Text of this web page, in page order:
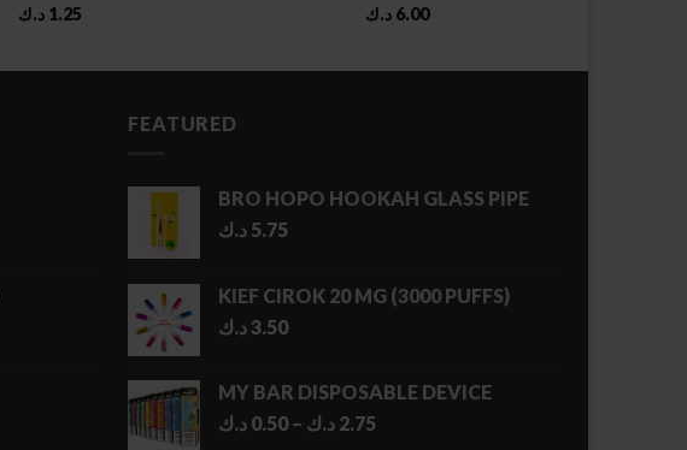
1.25 د.ك
6.00 د.ك
FEATURED
BRO HOPO HOOKAH GLASS PIPE
5.75 د.ك
KIEF CIROK 20 MG (3000 PUFFS)
3.50د.ك
MY BAR DISPOSABLE DEVICE
0.50 د.ك – 2.75 د.ك
Price